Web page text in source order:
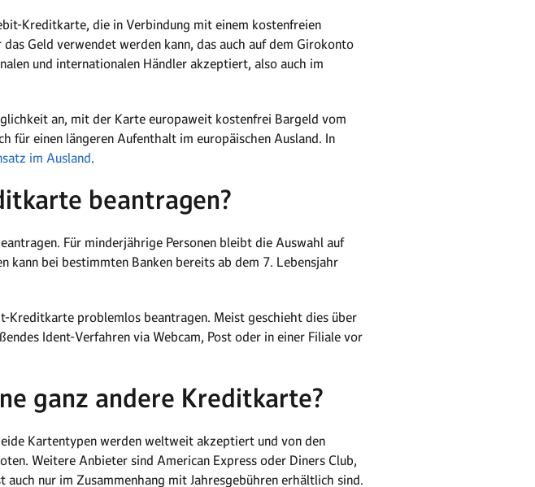
Kreditkarte, die in Verbindung mit einem kostenfreien
Geld verwendet werden kann, das auch auf dem Girokonto
und internationalen Händler akzeptiert, also auch im
an, mit der Karte europaweit kostenfrei Bargeld vom
für einen längeren Aufenthalt im europäischen Ausland. In
im Ausland.
beantragen?
Für minderjährige Personen bleibt die Auswahl auf
bei bestimmten Banken bereits ab dem 7. Lebensjahr
Kreditkarte problemlos beantragen. Meist geschieht dies über
Ident-Verfahren via Webcam, Post oder in einer Filiale vor
ganz andere Kreditkarte?
Kartentypen werden weltweit akzeptiert und von den
Weitere Anbieter sind American Express oder Diners Club,
nur im Zusammenhang mit Jahresgebühren erhältlich sind.